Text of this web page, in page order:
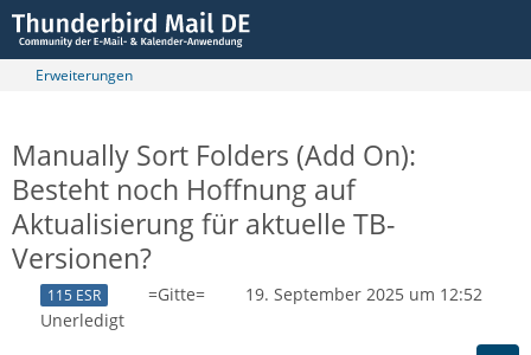
Erweiterungen
Manually Sort Folders (Add On):
Besteht noch Hoffnung auf
Aktualisierung für aktuelle TB-
Versionen?
115 ESR =Gitte=
19. September 2025 um 12:52
Unerledigt